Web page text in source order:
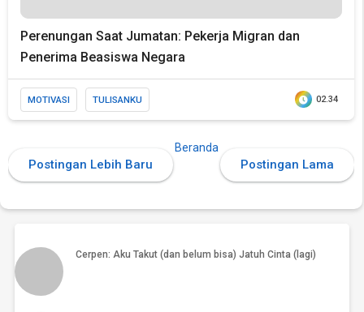
Perenungan Saat Jumatan: Pekerja Migran dan
Penerima Beasiswa Negara
MOTIVASI TULISANKU 02.34
Postingan Lebih Baru Postingan Lama
Beranda
gaya hidup?
Cerpen: Aku Takut (dan belum bisa) Jatuh Cinta (lagi)